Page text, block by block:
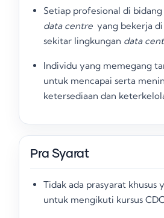
Setiap profesional di bidang
data centre yang bekerja
sekitar lingkungan data
Individu yang memegang
untuk mencapai serta
ketersediaan dan
Pra Syarat
Tidak ada prasyarat khusus
untuk mengikuti kursus